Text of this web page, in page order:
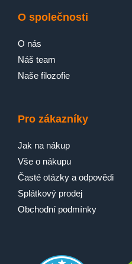
O společnosti
O nás
Náš team
Naše filozofie
Pro zákazníky
Jak na nákup
Vše o nákupu
Časté otázky a odpovědi
Splátkový prodej
Obchodní podmínky